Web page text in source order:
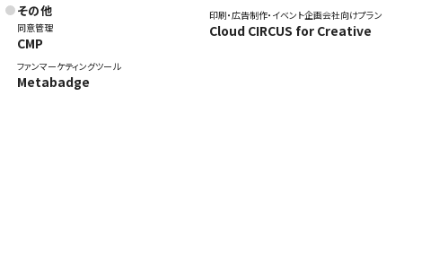
その他
同意管理
CMP
ファンマーケティングツール
Metabadge
印刷・広告制作・イベント企画会社向けプラン
Cloud CIRCUS for Creative